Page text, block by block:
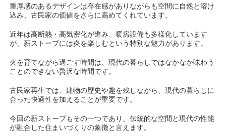
重厚感のあるデザインは存在感がありながらも空間に自然と溶け
込み、古民家の価値をさらに高めてくれています。
近年は高断熱・高気密化が進み、暖房設備も多様化しています
が、薪ストーブには炎を楽しむという特別な魅力があります。
火を育てながら過ごす時間は、現代の暮らしではなかなか味わう
ことのできない贅沢な時間です。
古民家再生では、建物の歴史や趣を残しながら、現代の暮らしに
合った快適性を加えることが重要です。
今回の薪ストーブもその一つであり、伝統的な空間と現代の性能
が融合した住まいづくりの象徴と言えます。